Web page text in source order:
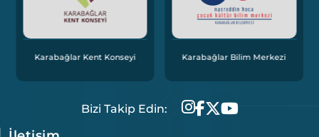
Karabağlar Kent Konseyi Karabağlar Bilim Merkezi
Bizi Takip Edin: